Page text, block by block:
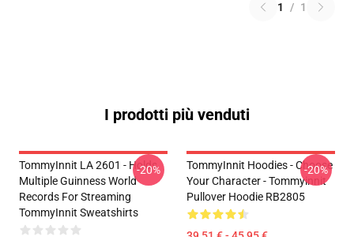
1 / 1
I prodotti più venduti
TommyInnit LA 2601 - Holds
Multiple Guinness World
Records For Streaming
TommyInnit Sweatshirts
-20%
TommyInnit Hoodies - Choose
Your Character - Tommyinnit
Pullover Hoodie RB2805
-20%